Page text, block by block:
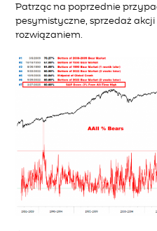
Patrząc na poprzednie
pesymistyczne, sprzedaż
rozwiązaniem.